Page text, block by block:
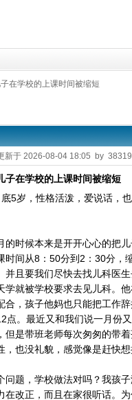
在学校的上课时间被缩短
新于 2026-08-04 18:05 by
子在学校的上课时间被缩短
5岁，性格活泼，爱说话，
的时候本来是开开心心的把
时间从8：50分到2：30分
并且要我们尽快去找儿科医
学就被学校要求去见儿科。
合，孩子他妈也只能把工作
点。最近又和我们说一月份
但是带班老师每次匆匆的带
也没礼貌，感觉像是赶快想
问题，学校做法对吗？我孩
在改正，而且在家很听话。